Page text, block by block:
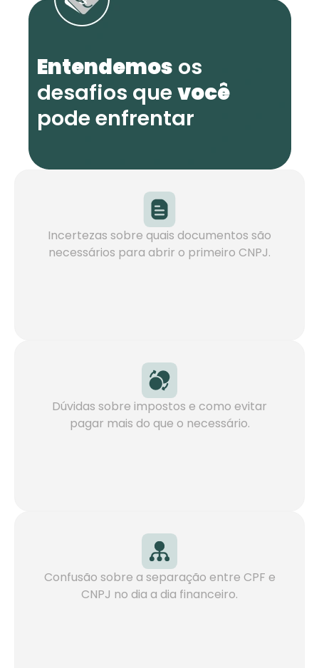
Entendemos os
desafios quevocê
pode enfrentar
Incertezas sobre quais documentos são
necessários para abrir o primeiro CNPJ.
Dúvidas sobre impostos e como evitar
pagar mais do que o necessário.
Confusão sobre a separação entre CPF e
CNPJ no dia a dia financeiro.